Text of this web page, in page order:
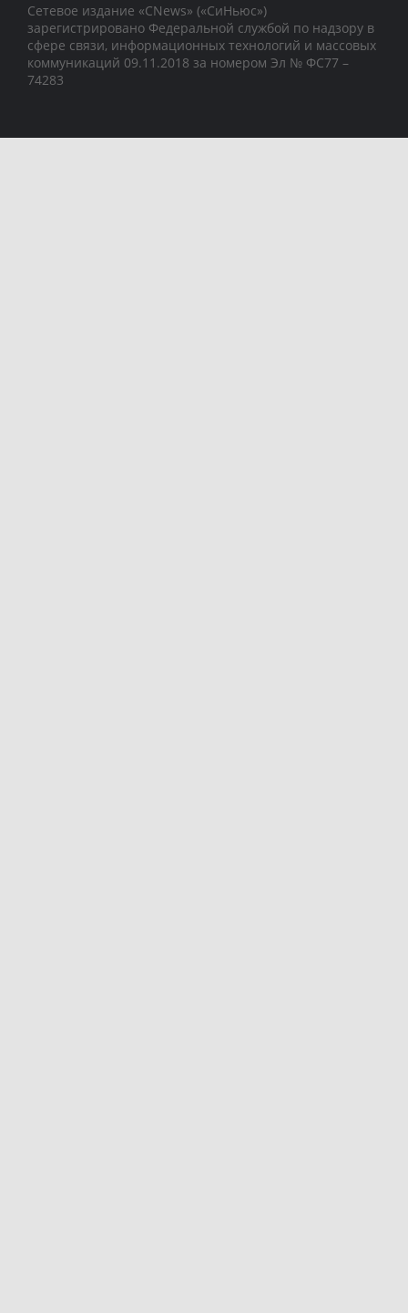
Сетевое издание «CNews» («СиНьюс»)
зарегистрировано Федеральной службой по надзору в
сфере связи, информационных технологий и массовых
коммуникаций 09.11.2018 за номером Эл № ФС77 –
74283